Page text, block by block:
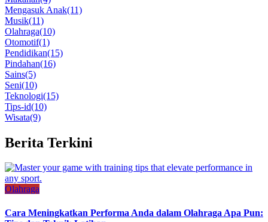
Mengasuk Anak(11)
Musik(11)
Olahraga(10)
Otomotif(1)
Pendidikan(15)
Pindahan(16)
Sains(5)
Seni(10)
Teknologi(15)
Tips-id(10)
Wisata(9)
Berita Terkini
Olahraga
Cara Meningkatkan Performa Anda dalam Olahraga Apa Pun: